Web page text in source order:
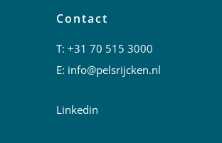
Contact
T:+31 70 515 3000
E: info@pelsrijcken.nl
Linkedin